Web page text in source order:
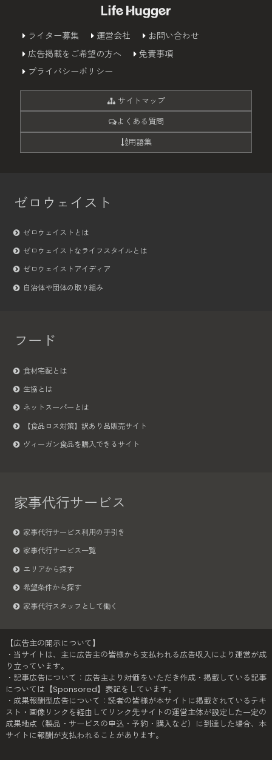
ライター募集 運営会社
お問い合わせ
広告掲載をご希望の方へ
免責事項
プライバシーポリシー
サイトマップ
よくある質問
用語集
ゼロウェイスト
ゼロウェイストとは
ゼロウェイストなライフスタイルとは
ゼロウェイストアイディア
自治体や団体の取り組み
フード
食材宅配とは
生協とは
ネットスーパーとは
【食品ロス対策】訳あり品販売サイト
ヴィーガン食品を購入できるサイト
家事代行サービス
家事代行サービス利用の手引き
家事代行サービス一覧
エリアから探す
希望条件から探す
家事代行スタッフとして働く
【広告主の開示について】
・当サイトは、主に広告主の皆様から支払われる広告収入により運営が成
り立っています。
・記事広告について：広告主より対価をいただき作成・掲載している記事
については【Sponsored】表記をしています。
・成果報酬型広告について：読者の皆様が本サイトに掲載されているテキ
スト・画像リンクを経由してリンク先サイトの運営主体が設定した一定の
成果地点（製品・サービスの申込・予約・購入など）に到達した場合、本
サイトに報酬が支払われることがあります。